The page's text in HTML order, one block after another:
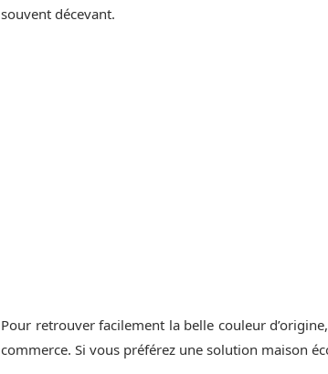
souvent décevant.
Pour retrouver facilement la belle couleur
commerce. Si vous préférez une solution maison